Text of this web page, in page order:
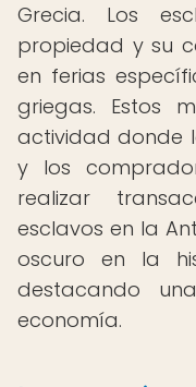
Grecia. Los
propiedad y su
en ferias
griegas. Estos
actividad donde
y los
realizar
esclavos en la
oscuro en la
destacando
economía.